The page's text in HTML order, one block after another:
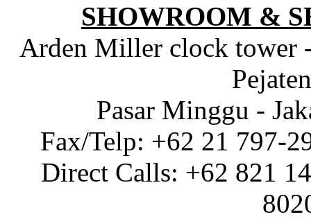
SHOWROOM &
Arden Miller clock tower
Pasar Minggu -
Fax/Telp: +62 21 797-
Direct Calls: +62 821